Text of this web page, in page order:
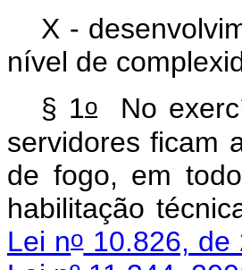
X -
nível de
§ 1o
No
servidores ficam
de fogo, em
habilitação
Lei no10.826, de